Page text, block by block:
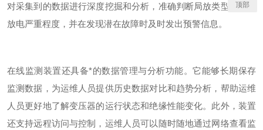
对采集到的数据进行深度挖掘和分析，准确判断局放类型、评估
放电严重程度，并在发现潜在故障时及时发出预警信息。
在线监测装置还具备*的数据管理与分析功能。它能够长期保存
监测数据，为运维人员提供历史数据对比和趋势分析，帮助运维
人员更好地了解变压器的运行状态和绝缘性能变化。此外，装置
还支持远程访问与控制，运维人员可以随时随地通过网络查看监
顶部